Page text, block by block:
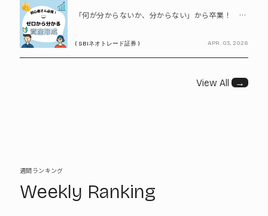
PR
「何が分からないか、分からない」から卒業！ SBIネオトレード証券で学ぶ、はじめての資産形成
( SBIネオトレード証券 ) APR. 03, 2026
View All →
週間ランキング
Weekly Ranking